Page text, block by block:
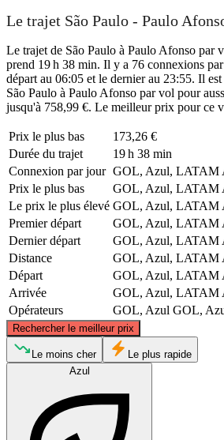
Le trajet São Paulo - Paulo
Le trajet de São Paulo à Paulo Afonso par
prend 19 h 38 min. Il y a 76 connexions
départ au 06:05 et le dernier au 23:55. Il
São Paulo à Paulo Afonso par vol pour
jusqu'à 758,99 €. Le meilleur prix pour ce
Prix ​​le plus bas
173,26 €
Durée du trajet
19 h 38 min
Connexion par jour GOL, Azul, LATAM
Prix ​​le plus bas
GOL, Azul, LATAM
Le prix le plus élevé GOL, Azul, LATAM
Premier départ
GOL, Azul, LATAM
Dernier départ
GOL, Azul, LATAM
Distance
GOL, Azul, LATAM
Départ
GOL, Azul, LATAM
Arrivée
GOL, Azul, LATAM
Opérateurs
GOL, Azul GOL,
Rechercher le meilleur prix
©CARTO,
Le moins cher
Le plus rapide
Azul